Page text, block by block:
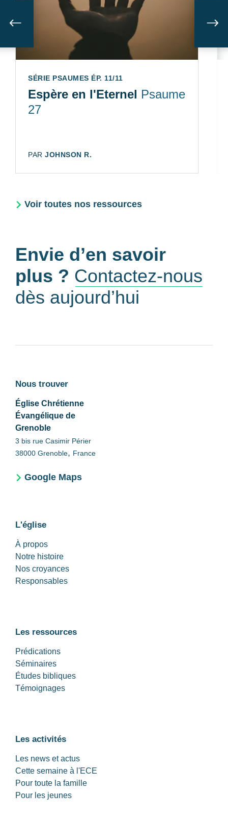
SÉRIE PSAUMES ÉP. 11/11
Espère en l'Eternel Psaume
27
AUTEUR:
PAR JOHNSON R.
Voir toutes nos ressources
Envie d’en savoir
plus ? Contactez-nous
dès aujourd’hui
Nous trouver
Église Chrétienne
Évangélique de
Grenoble
3 bis rue Casimir Périer
38000 Grenoble, France
Google Maps
L'église
À propos
Notre histoire
Nos croyances
Responsables
Les ressources
Prédications
Séminaires
Études bibliques
Témoignages
Les activités
Les news et actus
Cette semaine à l'ECE
Pour toute la famille
Pour les jeunes